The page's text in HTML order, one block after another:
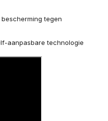
tegen
aanpasbare technologie